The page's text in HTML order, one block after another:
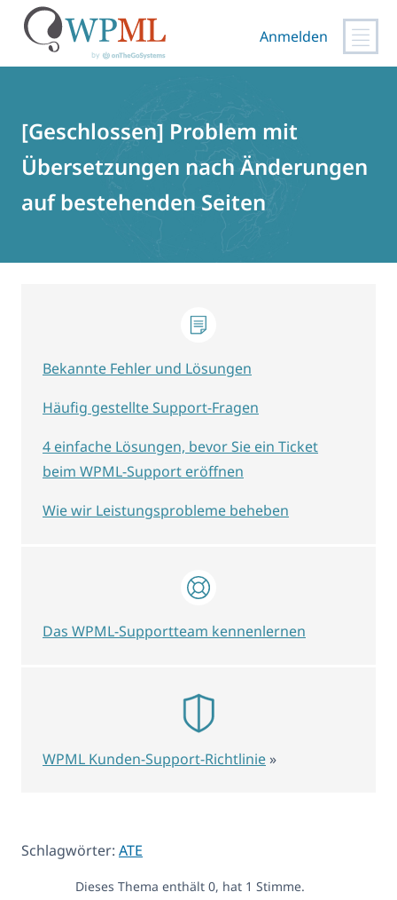
Anmelden
[Geschlossen] Problem mit
Übersetzungen nach Änderungen
auf bestehenden Seiten
Schlagwörter: ATE
Dieses Thema enthält 0, hat 1 Stimme.
Bekannte Fehler und Lösungen
Häufig gestellte Support-Fragen
4 einfache Lösungen, bevor Sie ein Ticket
beim WPML-Support eröffnen
Wie wir Leistungsprobleme beheben
Das WPML-Supportteam kennenlernen
WPML Kunden-Support-Richtlinie »